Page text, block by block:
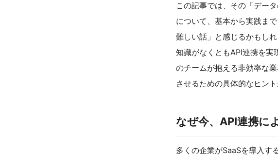
この記事では、その「デー
について、基本から実践ま
難しい話」と感じるかもし
知識がなくともAPI連携を実
のチームが抱える非効率な
させるための具体的なヒン
なぜ今、API連携に
多くの企業がSaaSを導入す